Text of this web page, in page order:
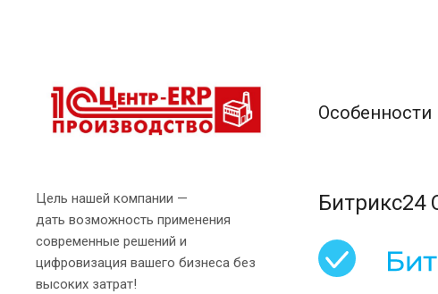
Особенности
Битрикс24
Цель нашей компании —
дать возможность применения
современные решений и
цифровизация вашего бизнеса без
высоких затрат!